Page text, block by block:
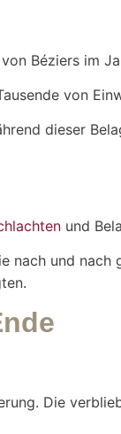
Béziers im
von
dieser
und
und
Die